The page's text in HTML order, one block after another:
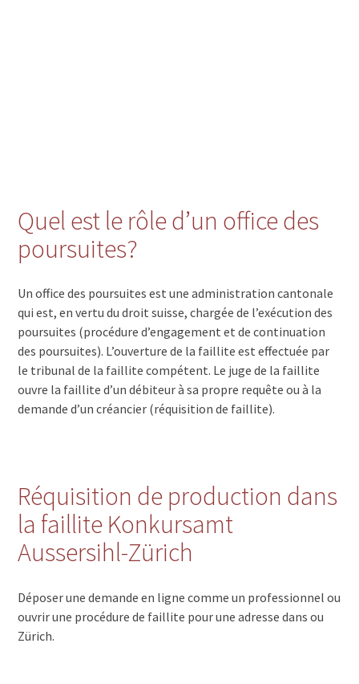
Quel est le rôle d’un office des
poursuites?
Un office des poursuites est une administration cantonale
qui est, en vertu du droit suisse, chargée de l’exécution des
poursuites (procédure d’engagement et de continuation
des poursuites). L’ouverture de la faillite est effectuée par
le tribunal de la faillite compétent. Le juge de la faillite
ouvre la faillite d’un débiteur à sa propre requête ou à la
demande d’un créancier (réquisition de faillite).
Réquisition de production dans
la faillite Konkursamt
Aussersihl-Zürich
Déposer une demande en ligne comme un professionnel ou
ouvrir une procédure de faillite pour une adresse dans ou
Zürich.